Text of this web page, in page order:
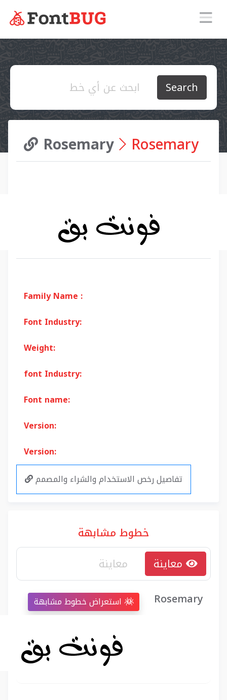
Search
Rosemary Rosemary
Family Name :
Font Industry:
Weight:
font Industry:
Font name:
Version:
Version:
تفاصيل رخص الاستخدام والشراء والمصمم
خطوط مشابهة
Rosemary